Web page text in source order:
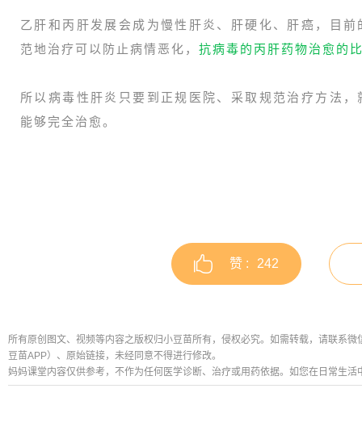
乙肝和丙肝发展会成为慢性肝炎、肝硬化、肝癌，目
范地治疗可以防止病情恶化， 抗病毒的丙肝药物治愈的
所以病毒性肝炎只要到正规医院、采取规范治疗方法
能够完全治愈。
赞 : 242
所有原创图文、视频等内容之版权归小豆苗所有，侵权必究。如需转载，请联系
豆苗APP）、原始链接，未经同意不得进行修改。
妈妈课堂内容仅供参考，不作为任何医学诊断、治疗或用药依据。如您在日常生